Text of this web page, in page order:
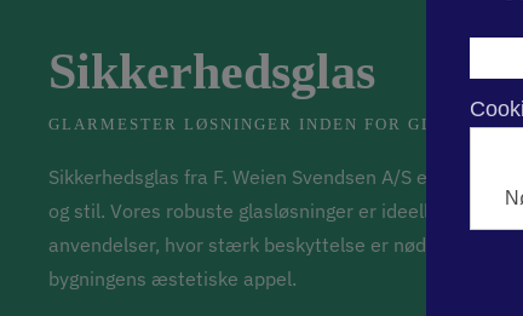
Sikkerhedsglas
GLARMESTER LØSNINGER INDEN FOR GLAS,
Sikkerhedsglas fra F. Weien Svendsen A/S er din
og stil. Vores robuste glasløsninger er ideelle til både
anvendelser, hvor stærk beskyttelse er nødvendig,
bygningens æstetiske appel.